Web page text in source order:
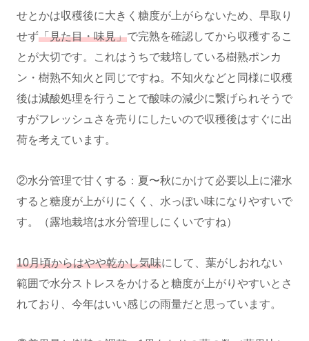
せとかは収穫後に大きく糖度が上がらないため、早取り
せず「見た目・味見」で完熟を確認してから収穫するこ
とが大切です。これはうちで栽培している樹熟ポンカ
ン・樹熟不知火と同じですね。不知火などと同様に収穫
後は減酸処理を行うことで酸味の減少に繋げられそうで
すがフレッシュさを売りにしたいので収穫後はすぐに出
荷を考えています。
②水分管理で甘くする：夏〜秋にかけて必要以上に灌水
すると糖度が上がりにくく、水っぽい味になりやすいで
す。（露地栽培は水分管理しにくいですね）
10月頃からはやや乾かし気味にして、葉がしおれない
範囲で水分ストレスをかけると糖度が上がりやすいとさ
れており、今年はいい感じの雨量だと思っています。